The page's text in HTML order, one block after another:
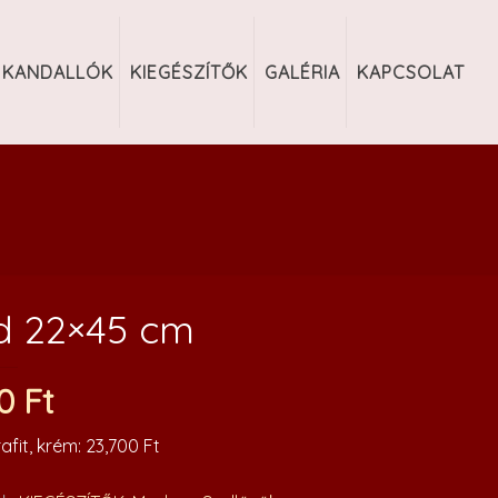
KANDALLÓK KIEGÉSZÍTŐK GALÉRIA KAPCSOLAT
22×45 cm
Ft
krém: 23,700 Ft